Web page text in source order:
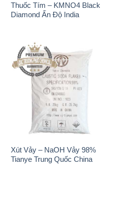
Thuốc Tím – KMNO4 Black
Diamond Ấn Độ India
Xút Vảy – NaOH Vảy 98%
Tianye Trung Quốc China